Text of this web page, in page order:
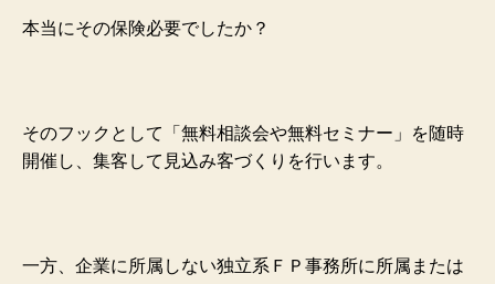
本当にその保険必要でしたか？
そのフックとして「無料相談会や無料セミナー」を随時
開催し、集客して見込み客づくりを行います。
一方、企業に所属しない独立系ＦＰ事務所に所属または